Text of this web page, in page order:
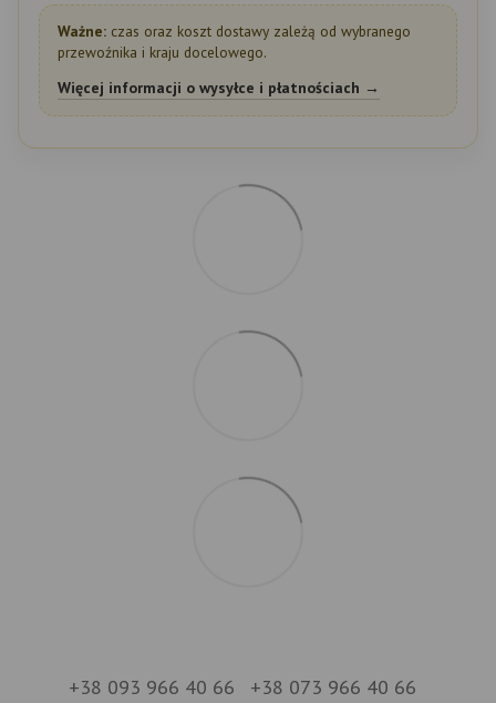
Ważne: czas oraz koszt dostawy zależą od wybranego
przewoźnika i kraju docelowego.
Więcej informacji o wysyłce i płatnościach →
+38 093 966 40 66 +38 073 966 40 66